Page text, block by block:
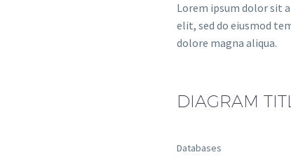
Lorem ipsum dolor sit
elit, sed do eiusmod
dolore magna aliqua.
DIAGRAM
Databases